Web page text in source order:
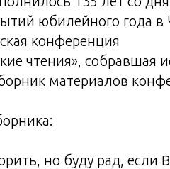
юбилейного года
конференция
чтения», собравшая
материалов
но буду рад,